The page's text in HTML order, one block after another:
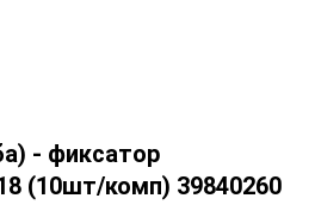
- фиксатор
(10шт/комп) 39840260